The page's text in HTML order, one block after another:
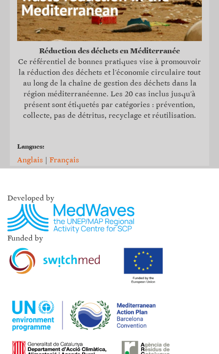
Réduction des déchets en Méditerranée
Ce référentiel de bonnes pratiques vise à promouvoir
la réduction des déchets et l'économie circulaire tout
au long de la chaîne de gestion des déchets dans la
région méditerranéenne. Les 20 cas inclus jusqu'à
présent sont étiquetés par catégories : prévention,
collecte, pas de détritus, recyclage et réutilisation.
Langues:
Anglais Français
Developed by
Funded by